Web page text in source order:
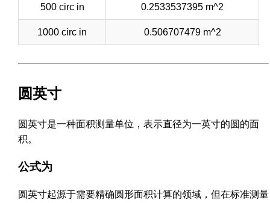
500 circ in 0.2533537395 m^2
1000 circ in 0.506707479 m^2
圆英寸
圆英寸是一种面积测量单位，表示直径为一英寸的圆的面
积。
公式为
圆英寸起源于需要精确圆形面积计算的领域，但在标准测量